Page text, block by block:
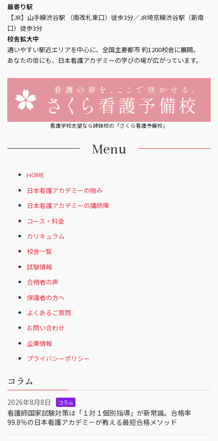
最寄り駅
【JR】山手線渋谷駅 （南改札東口）徒歩3分／JR埼京線渋谷駅（新南
口）徒歩3分
校舎拡大中
通いやすい駅近エリアを中心に、全国主要都市 約1200校舎に展開。
あなたの街にも、日本看護アカデミーの学びの場が広がっています。
看護学校志望なら姉妹校の「さくら看護予備校」
Menu
HOME
日本看護アカデミーの強み
日本看護アカデミーの講師陣
コース・料金
カリキュラム
校舎一覧
試験情報
合格者の声
保護者の方へ
よくあるご質問
お問い合わせ
企業情報
プライバシーポリシー
コラム
2026年8月8日 コラム
看護師国家試験対策は「１対１個別指導」が新常識。合格率
99.8％の日本看護アカデミーが教える最短合格メソッド